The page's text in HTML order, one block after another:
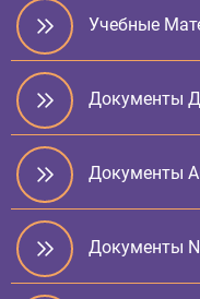
Учебные
Документы
Документы
Документы